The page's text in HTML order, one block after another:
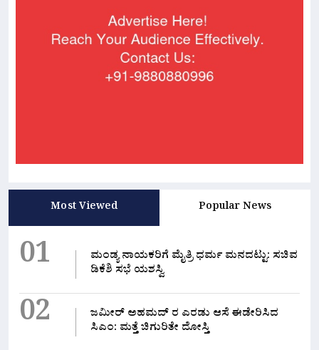
Most Viewed Popular News
01
ಮಂಡ್ಯ ನಾಯಕರಿಗೆ ಮೈತ್ರಿ ಧರ್ಮ ಮನದಟ್ಟು: ಸಚಿವ
ಡಿಕೆಶಿ ಸಭೆ ಯಶಸ್ವಿ
02
ಜಮೀರ್ ಅಹಮದ್ ರ ಎರಡು ಆಸೆ ಈಡೇರಿಸಿದ
ಸಿಎಂ: ಮತ್ತೆ ಚಿಗುರಿತೇ ದೋಸ್ತಿ